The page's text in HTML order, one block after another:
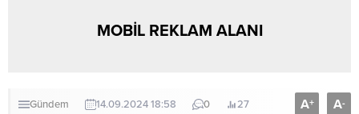
MOBİL REKLAM ALANI
Gündem 14.09.2024 18:58 0 27 A+ A-